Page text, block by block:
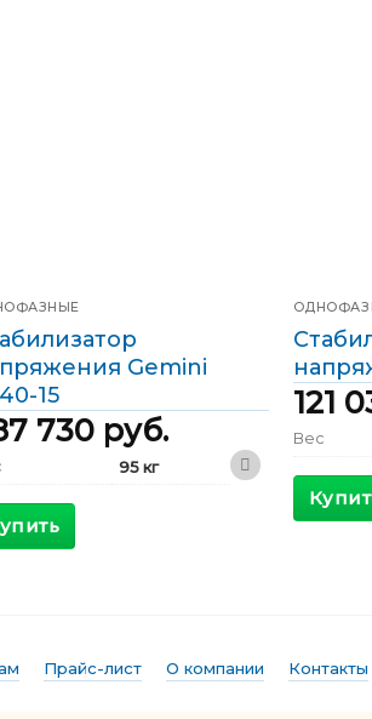
Gemini
15
730 руб.
95 кг
121
Вес
Габариты
Фазы
Прайс-лист О компании Контакты